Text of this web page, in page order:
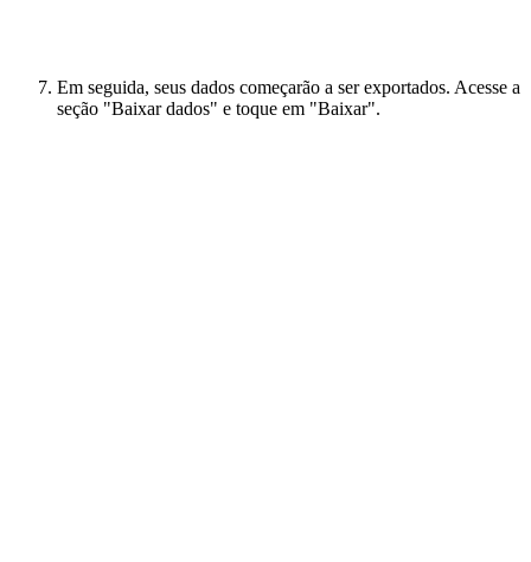
Em seguida, seus dados começarão a ser exportados. Acesse a
seção "Baixar dados" e toque em "Baixar".